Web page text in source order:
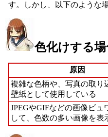
す。しかし、以下のような
色化けする
原因
複雑な色柄や、写真の取り
壁紙として使用している
JPEGやGIFなどの画像ビュ
して、色数の多い画像を表